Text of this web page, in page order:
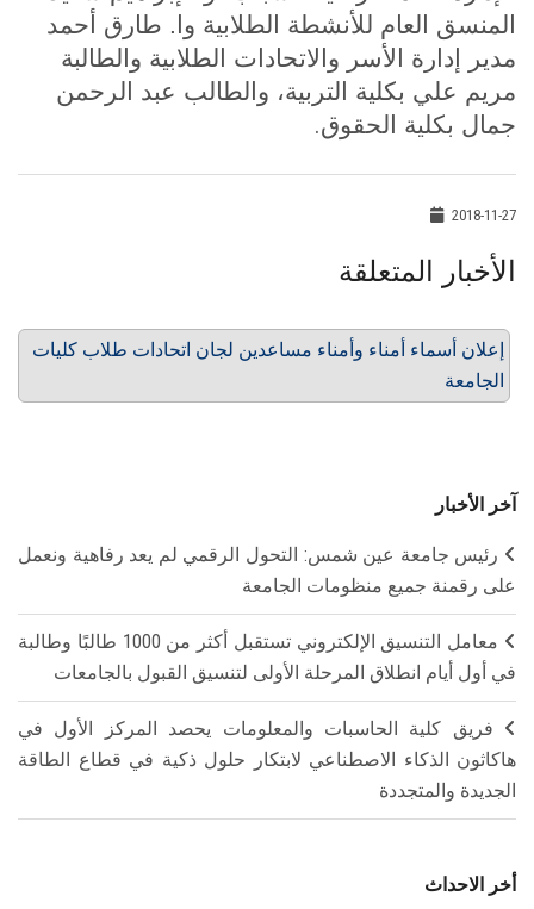
المنسق العام للأنشطة الطلابية وا. طارق أحمد
مدير إدارة الأسر والاتحادات الطلابية والطالبة
مريم علي بكلية التربية، والطالب عبد الرحمن
جمال بكلية الحقوق.
2018-11-27
الأخبار المتعلقة
إعلان أسماء أمناء وأمناء مساعدين لجان اتحادات طلاب كليات
الجامعة
آخر الأخبار
رئيس جامعة عين شمس: التحول الرقمي لم يعد رفاهية ونعمل
على رقمنة جميع منظومات الجامعة
معامل التنسيق الإلكتروني تستقبل أكثر من 1000 طالبًا وطالبة
في أول أيام انطلاق المرحلة الأولى لتنسيق القبول بالجامعات
فريق كلية الحاسبات والمعلومات يحصد المركز الأول في
هاكاثون الذكاء الاصطناعي لابتكار حلول ذكية في قطاع الطاقة
الجديدة والمتجددة
أخر الاحداث